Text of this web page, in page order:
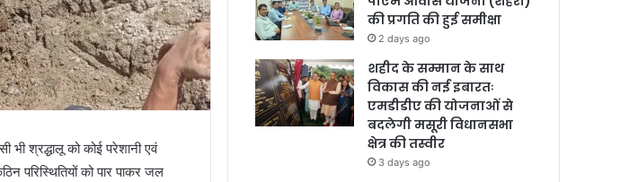
श्रद्धालू को कोई परेशानी एवं
परिस्थितियों को पार पाकर जल
की प्रगति की हुई समीक्षा
2 days ago
शहीद के सम्मान के साथ
विकास की नई इबारतः
एमडीडीए की योजनाओं से
बदलेगी मसूरी विधानसभा
क्षेत्र की तस्वीर
3 days ago